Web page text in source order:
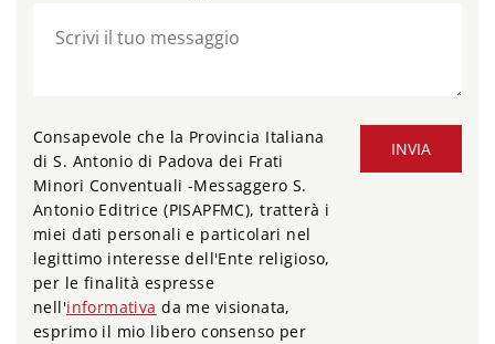
INVIA
Consapevole che la Provincia Italiana
di S. Antonio di Padova dei Frati
Minori Conventuali -Messaggero S.
Antonio Editrice (PISAPFMC), tratterà i
miei dati personali e particolari nel
legittimo interesse dell'Ente religioso,
per le finalità espresse
nell'informativa da me visionata,
esprimo il mio libero consenso per